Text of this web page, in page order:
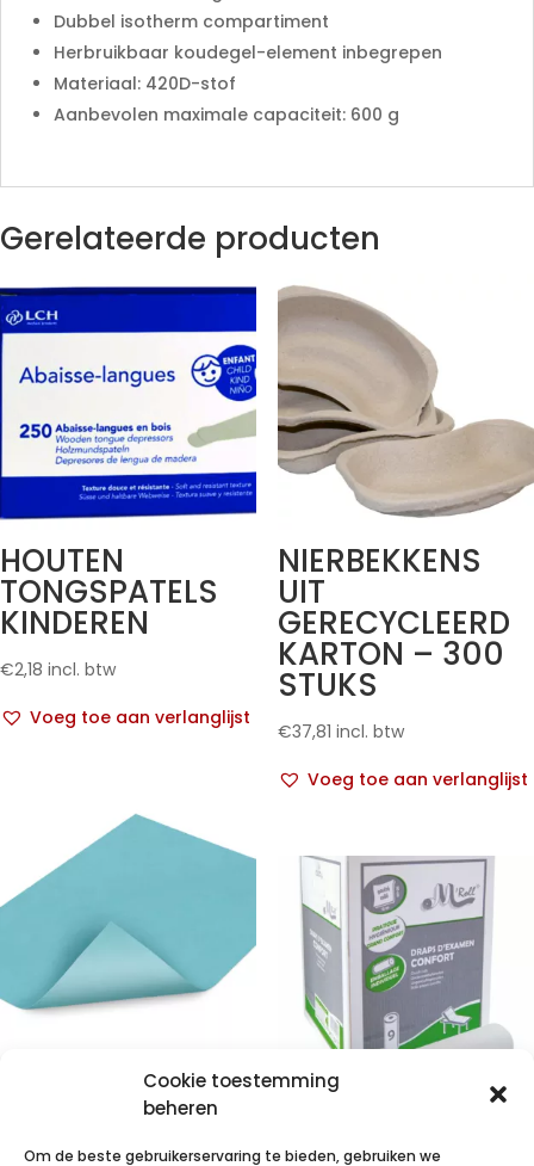
Cookie toestemming
beheren
Om de beste gebruikerservaring te bieden, gebruiken we
Dubbel isotherm compartiment
Herbruikbaar koudegel-element inbegrepen
Materiaal: 420D-stof
Aanbevolen maximale capaciteit: 600 g
Gerelateerde producten
HOUTEN
TONGSPATELS
KINDEREN
€2,18 incl. btw
Voeg toe aan verlanglijst
NIERBEKKENS
UIT
GERECYCLEERD
KARTON – 300
STUKS
€37,81 incl. btw
Voeg toe aan verlanglijst
Foliodrape
champ 75×90
cm 2l 35 p/s ONDERZOEKSTA